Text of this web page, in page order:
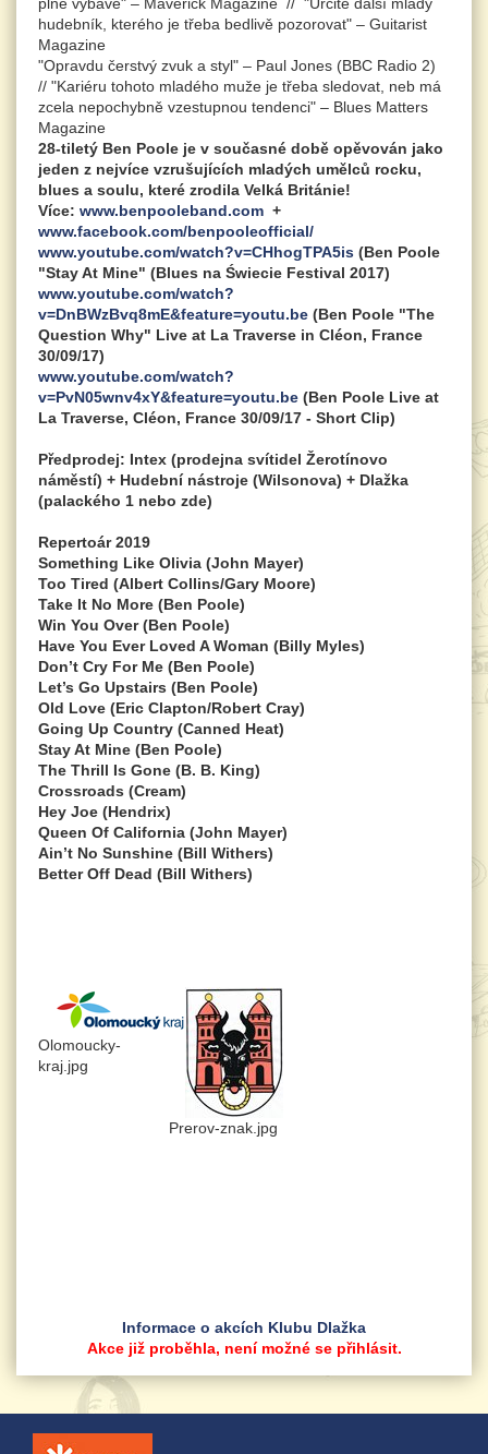
hudebník, kterého je třeba bedlivě pozorovat" – Guitarist
Magazine
"Opravdu čerstvý zvuk a styl" – Paul Jones (BBC Radio 2)
// "Kariéru tohoto mladého muže je třeba sledovat, neb má
zcela nepochybně vzestupnou tendenci" – Blues Matters
Magazine
28-tiletý Ben Poole je v současné době opěvován jako
jeden z nejvíce vzrušujících mladých umělců rocku,
blues a soulu, které zrodila Velká Británie!
Více: www.benpooleband.com +
www.facebook.com/benpooleofficial/
www.youtube.com/watch?v=CHhogTPA5is (Ben Poole
"Stay At Mine" (Blues na Świecie Festival 2017)
www.youtube.com/watch?
v=DnBWzBvq8mE&feature=youtu.be (Ben Poole "The
Question Why" Live at La Traverse in Cléon, France
30/09/17)
www.youtube.com/watch?
v=PvN05wnv4xY&feature=youtu.be (Ben Poole Live at
La Traverse, Cléon, France 30/09/17 - Short Clip)
Předprodej: Intex (prodejna svítidel Žerotínovo
náměstí) + Hudební nástroje (Wilsonova) + Dlažka
(palackého 1 nebo zde)
Repertoár2019
Something Like Olivia (John Mayer)
Too Tired (Albert Collins/Gary Moore)
Take It No More (Ben Poole)
Win You Over(Ben Poole)
Have You Ever Loved A Woman (Billy Myles)
Don’t Cry For Me (Ben Poole)
Let’s Go Upstairs (Ben Poole)
Old Love (Eric Clapton/Robert Cray)
Going Up Country (Canned Heat)
Stay At Mine (Ben Poole)
The Thrill Is Gone (B. B. King)
Crossroads (Cream)
Hey Joe (Hendrix)
Queen Of California (John Mayer)
Ain’t No Sunshine (Bill Withers)
Better Off Dead (Bill Withers)
Olomoucky-
kraj.jpg
Prerov-znak.jpg
Informace o akcích Klubu Dlažka
Akce již proběhla, není možné se přihlásit.